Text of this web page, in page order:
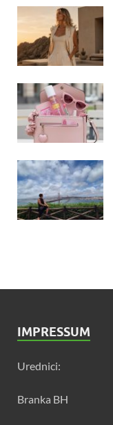
IMPRESSUM
Urednici:
Branka BH